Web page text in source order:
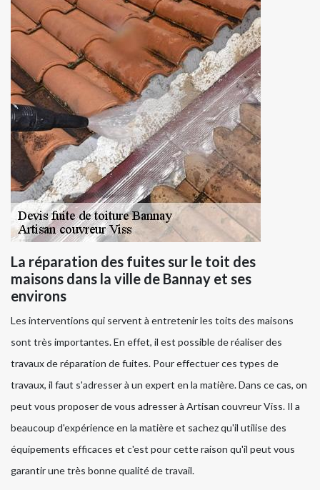
La réparation des fuites sur le toit des
maisons dans la ville de Bannay et ses
environs
Les interventions qui servent à entretenir les toits des maisons
sont très importantes. En effet, il est possible de réaliser des
travaux de réparation de fuites. Pour effectuer ces types de
travaux, il faut s'adresser à un expert en la matière. Dans ce cas, on
peut vous proposer de vous adresser à Artisan couvreur Viss. Il a
beaucoup d'expérience en la matière et sachez qu'il utilise des
équipements efficaces et c'est pour cette raison qu'il peut vous
garantir une très bonne qualité de travail.